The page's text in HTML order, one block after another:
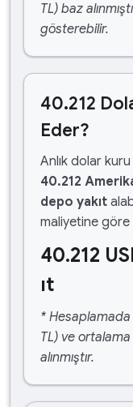
TL) baz
gösterebilir.
40.212
Eder?
Anlık dolar
40.212
depo yakıt
maliyetine göre
40.212
ıt
*
TL) ve
alınmıştır.